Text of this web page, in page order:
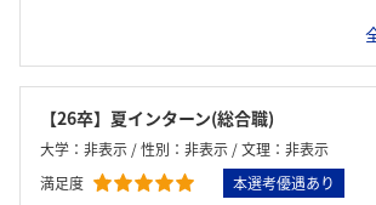
【26卒】夏インターン(総合職)
大学：非表示 / 性別：非表示 / 文理：非表示
満足度
本選考優遇あり